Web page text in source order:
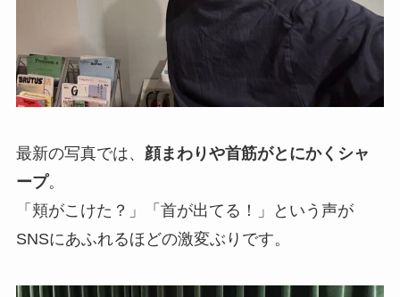
最新の写真では、 顔まわりや首筋がとにかくシャ
ープ。
「頬がこけた？」「首が出てる！」という声が
SNSにあふれるほどの激変ぶりです。